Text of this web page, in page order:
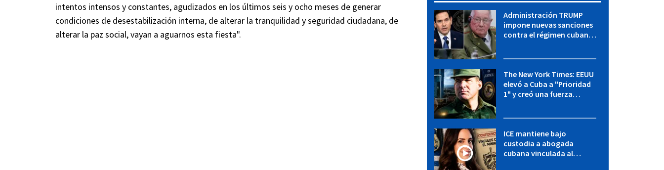
intentos intensos y constantes, agudizados en los últimos seis y ocho meses de generar
condiciones de desestabilización interna, de alterar la tranquilidad y seguridad ciudadana, de
alterar la paz social, vayan a aguarnos esta fiesta".
Administración TRUMP
impone nuevas sanciones
contra el régimen cubano:
The New York Times: EEUU
elevó a Cuba a "Prioridad
1" y creó una fuerza
ICE mantiene bajo
custodia a abogada
cubana vinculada al